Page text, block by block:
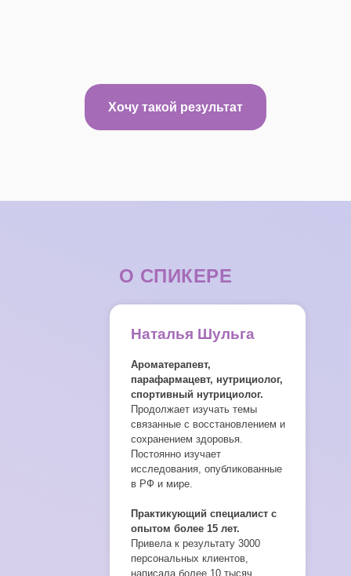
Хочу такой результат
Наталья Шульга
Ароматерапевт,
парафармацевт, нутрициолог,
спортивный нутрициолог.
Продолжает изучать темы
связанные с восстановлением и
сохранением здоровья.
Постоянно изучает
исследования, опубликованные
в РФ и мире.
Практикующий специалист с
опытом более 15 лет.
Привела к результату 3000
персональных клиентов,
написала более 10 тысяч
О СПИКЕРЕ